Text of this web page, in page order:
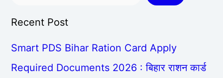
Recent Post
Smart PDS Bihar Ration Card Apply
Required Documents 2026 : बिहार राशन कार्ड